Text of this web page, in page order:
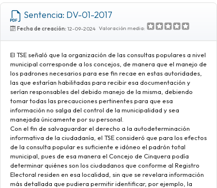
Sentencia: DV-01-2017
Fecha de creación: 12-09-2024 Valoración media:
El TSE señaló que la organización de las consultas populares a nivel
municipal corresponde a los concejos, de manera que el manejo de
los padrones necesarios para ese fin recae en estas autoridades,
las que estarían habilitadas para recibir esa documentación y
serían responsables del debido manejo de la misma, debiendo
tomar todas las precauciones pertinentes para que esa
información no salga del control de la municipalidad y sea
manejada únicamente por su personal.
Con el fin de salvaguardar el derecho a la autodeterminación
informativa de la ciudadanía, el TSE consideró que para los efectos
de la consulta popular es suficiente e idóneo el padrón total
municipal, pues de esa manera el Concejo de Cinquera podía
determinar quiénes son los ciudadanos que conforme al Registro
Electoral residen en esa localidad, sin que se revelara información
más detallada que pudiera permitir identificar, por ejemplo, la